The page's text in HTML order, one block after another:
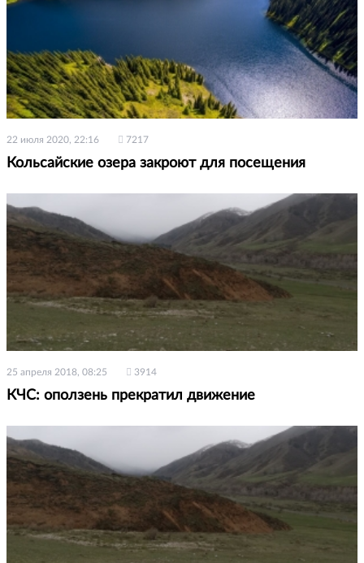
22 июля 2020, 22:16 7217
Кольсайские озера закроют для посещения
25 апреля 2018, 08:25 3914
КЧС: оползень прекратил движение